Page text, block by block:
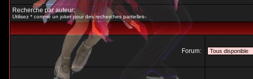
Recherche par auteur:
Utilisez * comme un joker pour des recherches partielles
Forum: